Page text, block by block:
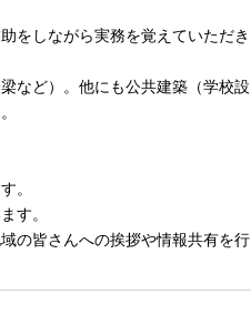
をしながら実務を覚えていただき
など）。他にも公共建築（学校設
。
す。
の皆さんへの挨拶や情報共有を行